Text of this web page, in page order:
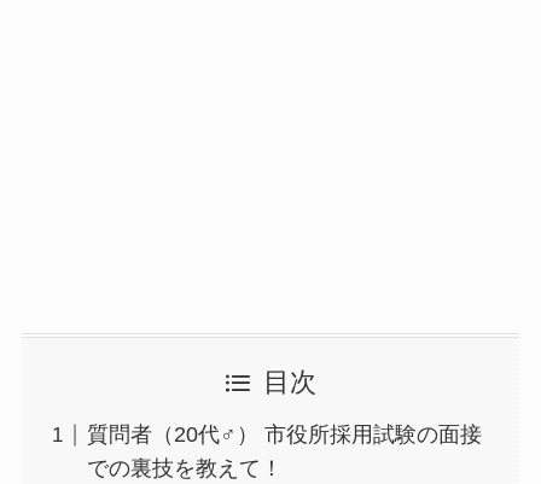
目次
質問者（20代♂） 市役所採用試験の面接
での裏技を教えて！